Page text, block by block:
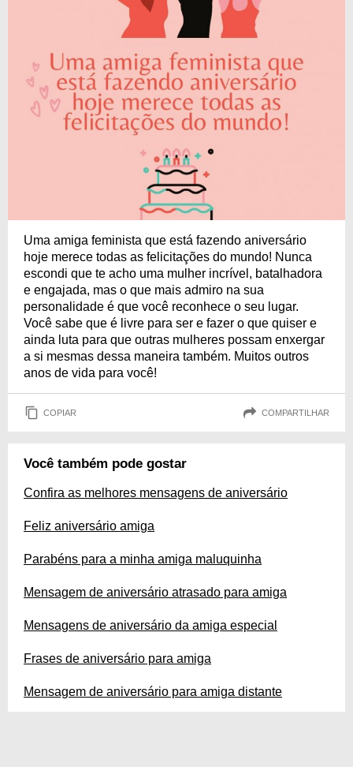
Uma amiga feminista que está fazendo aniversário
hoje merece todas as felicitações do mundo! Nunca
escondi que te acho uma mulher incrível, batalhadora
e engajada, mas o que mais admiro na sua
personalidade é que você reconhece o seu lugar.
Você sabe que é livre para ser e fazer o que quiser e
ainda luta para que outras mulheres possam enxergar
a si mesmas dessa maneira também. Muitos outros
anos de vida para você!
COPIAR COMPARTILHAR
Você também pode gostar
Confira as melhores mensagens de aniversário
Feliz aniversário amiga
Parabéns para a minha amiga maluquinha
Mensagem de aniversário atrasado para amiga
Mensagens de aniversário da amiga especial
Frases de aniversário para amiga
Mensagem de aniversário para amiga distante